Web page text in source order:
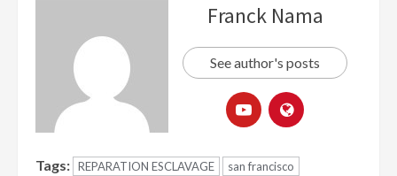
Franck Nama
See author's posts
Tags: REPARATION ESCLAVAGE san francisco